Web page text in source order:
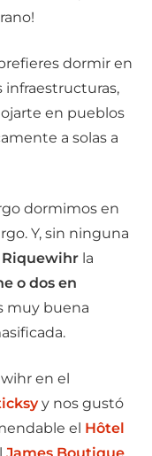
dormir en
infraestructuras,
en pueblos
a solas a
dormimos en
Y, sin ninguna
la
o dos en
muy buena
en el
y nos gustó
el Hôtel